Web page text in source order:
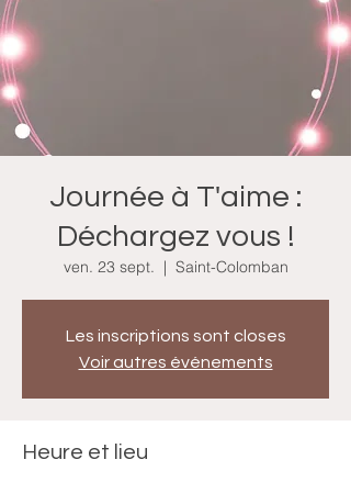
Journée à T'aime :
Déchargez vous !
ven. 23 sept.
  |
Saint-Colomban
Les inscriptions sont closes
Voir autres événements
Heure et lieu